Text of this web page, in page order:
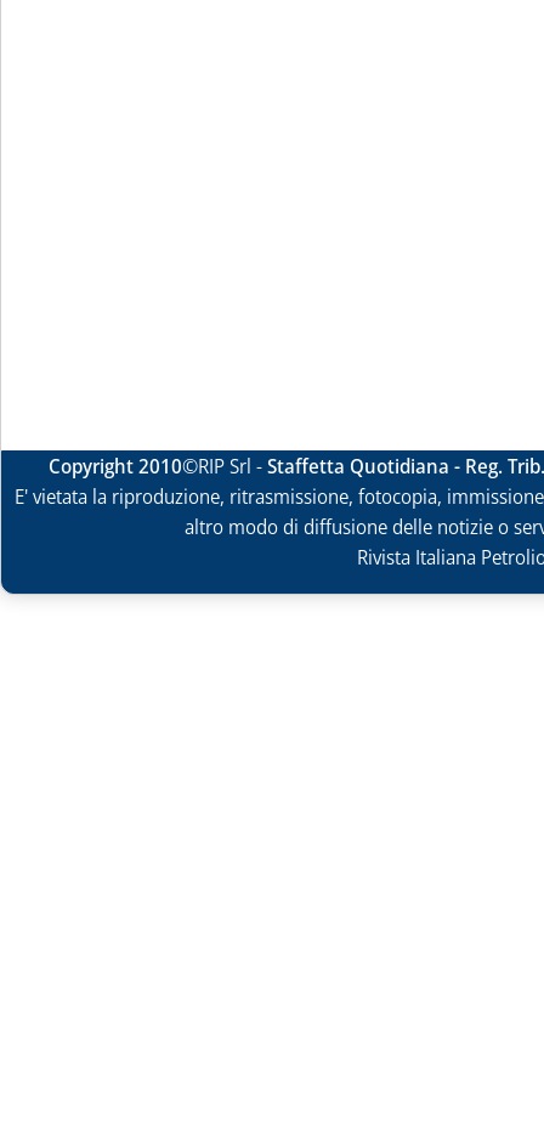
Copyright 2010©RIP Srl -Staffetta Quotidiana - Reg.
E' vietata la riproduzione, ritrasmissione, fotocopia,
altro modo di diffusione delle notizie o
Rivista Italiana